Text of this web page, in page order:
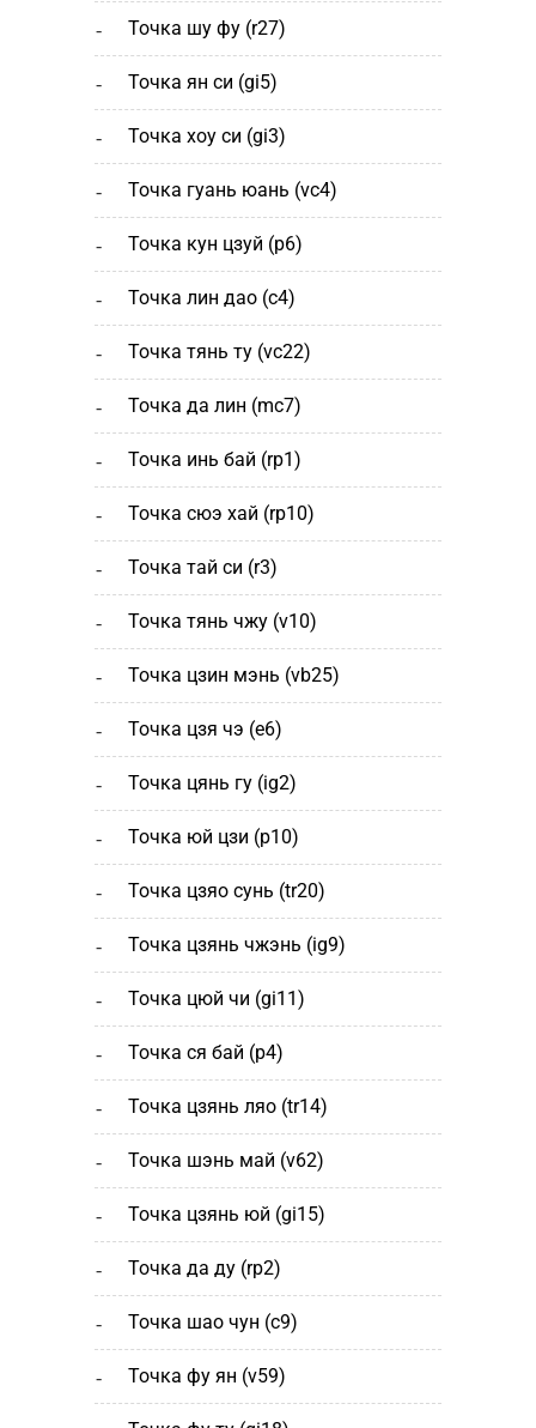
точка шу фу (r27)
точка ян си (gi5)
точка хоу си (gi3)
точка гуань юань (vc4)
точка кун цзуй (р6)
точка лин дао (c4)
точка тянь ту (vc22)
точка да лин (mc7)
точка инь бай (rp1)
точка сюэ хай (rp10)
точка тай си (r3)
точка тянь чжу (v10)
точка цзин мэнь (vb25)
точка цзя чэ (е6)
точка цянь гу (ig2)
точка юй цзи (р10)
точка цзяо сунь (tr20)
точка цзянь чжэнь (ig9)
точка цюй чи (gi11)
точка ся бай (р4)
точка цзянь ляо (tr14)
точка шэнь май (v62)
точка цзянь юй (gi15)
точка да ду (rp2)
точка шао чун (с9)
точка фу ян (v59)